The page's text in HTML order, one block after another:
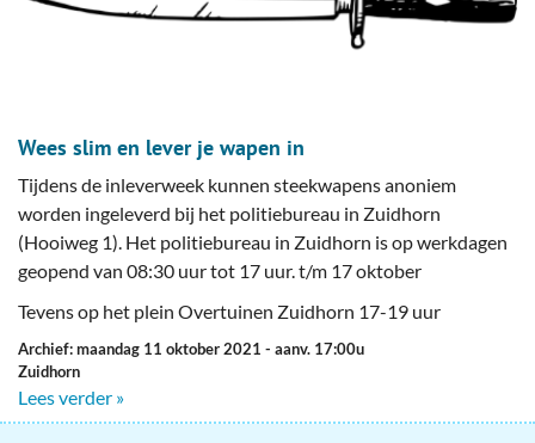
Wees slim en lever je wapen in
Tijdens de inleverweek kunnen steekwapens anoniem
worden ingeleverd bij het politiebureau in Zuidhorn
(Hooiweg 1). Het politiebureau in Zuidhorn is op werkdagen
geopend van 08:30 uur tot 17 uur. t/m 17 oktober
Tevens op het plein Overtuinen Zuidhorn 17-19 uur
Archief: maandag 11 oktober 2021 - aanv. 17:00u
Zuidhorn
Lees verder »